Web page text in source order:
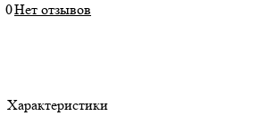
0Нет отзывов
Характеристики